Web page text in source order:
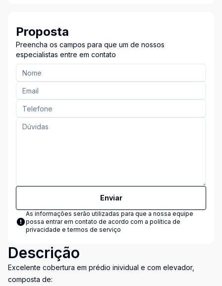
Proposta
Preencha os campos para que um de nossos
especialistas entre em contato
Enviar
As informações serão utilizadas para que a nossa equipe
possa entrar em contato de acordo com a política de
privacidade e termos de serviço
Descrição
Excelente cobertura em prédio inividual e com elevador,
composta de: